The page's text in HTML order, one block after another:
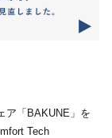
ア「BAKUNE」を
Tech